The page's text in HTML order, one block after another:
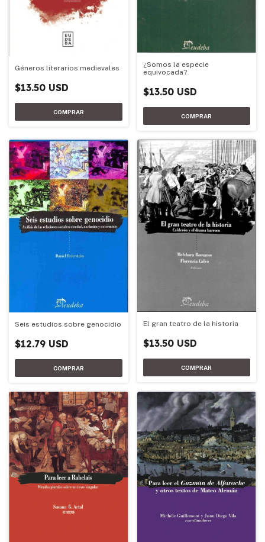
Géneros literarios medievales
$13.50 USD
¿Somos la especie
equivocada?
$13.50 USD
Seis estudios sobre genocidio
$12.79 USD
El gran teatro de la historia
$13.50 USD